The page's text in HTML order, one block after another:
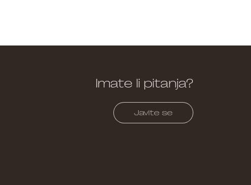
Imate li pitanja?
Javite se